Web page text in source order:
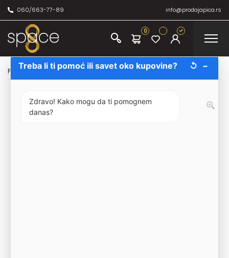
060/663-77-89 info@prodajapica.rs
0
Početna/Žestina/Rakija / Premier kajsija 70cl
Treba li ti pomoć ili savet oko kupovine? ↺ −
Zdravo! Kako mogu da ti pomognem
danas?